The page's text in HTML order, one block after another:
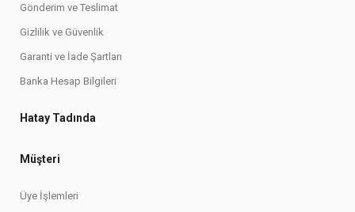
Gönderim ve Teslimat
Gizlilik ve Güvenlik
Garanti ve İade Şartları
Banka Hesap Bilgileri
Hatay Tadında
Müşteri
Üye İşlemleri